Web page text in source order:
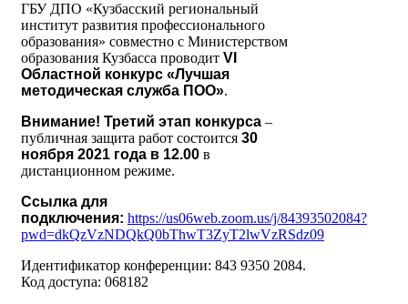
ГБУ ДПО «Кузбасский региональный
институт развития профессионального
образования» совместно с Министерством
образования Кузбасса проводит V
Областной конкурс «Лучшая
методическая служба ПОО».
Внимание! Третий этап конкурса –
публичная защита работ состоится 30
ноября 2021 года в 12.00 в
дистанционном режиме.
Ссылка для
подключения: https://us06web.zoom.us/j/84393502084?
pwd=dkQzVzNDQkQ0bThwT3ZyT2lwVzRSdz09
Идентификатор конференции: 843 9350 2084.
Код доступа: 068182